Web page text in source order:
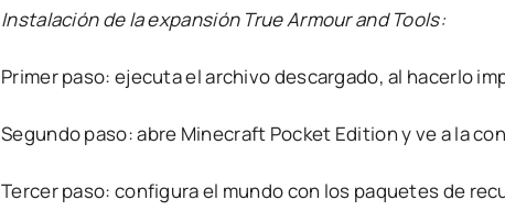
Instalación de la expansión True Armour and Tools:
Primer paso: ejecuta el archivo descargado, al hacerlo
Segundo paso: abre Minecraft Pocket Edition y ve a la
Tercer paso: configura el mundo con los paquetes de